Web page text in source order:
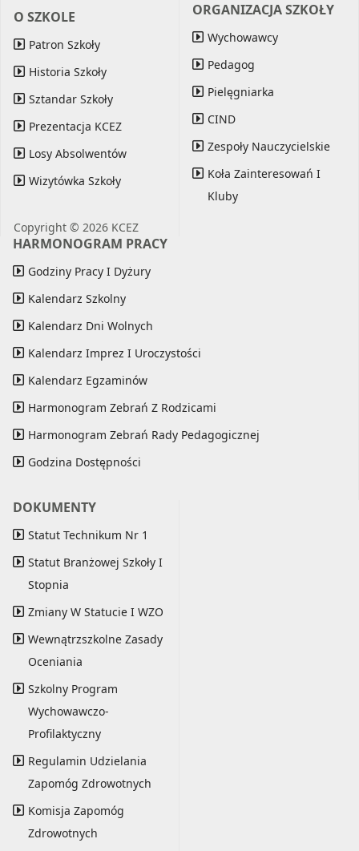
O SZKOLE
Patron Szkoły
Historia Szkoły
Sztandar Szkoły
Prezentacja KCEZ
Losy Absolwentów
Wizytówka Szkoły
Copyright © 2026 KCEZ
ORGANIZACJA SZKOŁY
Wychowawcy
Pedagog
Pielęgniarka
CIND
Zespoły Nauczycielskie
Koła Zainteresowań I
Kluby
HARMONOGRAM PRACY
Godziny Pracy I Dyżury
Kalendarz Szkolny
Kalendarz Dni Wolnych
Kalendarz Imprez I Uroczystości
Kalendarz Egzaminów
Harmonogram Zebrań Z Rodzicami
Harmonogram Zebrań Rady Pedagogicznej
Godzina Dostępności
DOKUMENTY
Statut Technikum Nr 1
Statut Branżowej Szkoły I
Stopnia
Zmiany W Statucie I WZO
Wewnątrzszkolne Zasady
Oceniania
Szkolny Program
Wychowawczo-
Profilaktyczny
Regulamin Udzielania
Zapomóg Zdrowotnych
Komisja Zapomóg
Zdrowotnych